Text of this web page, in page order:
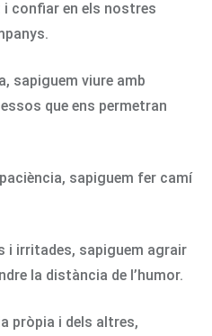
confiar en els nostres
sapiguem viure amb
que ens permetran
sapiguem fer camí
i irritades, sapiguem agrair
la distància de l’humor.
pròpia i dels altres,